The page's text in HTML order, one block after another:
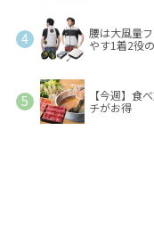
腰は大風量
やす1着2役
【今週】食
チがお得